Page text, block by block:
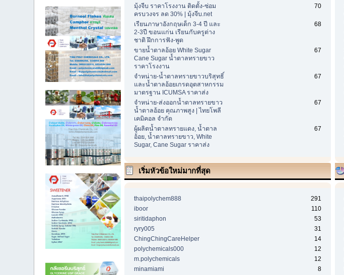
มุ้งจีบ ราคาโรงงาน ติดตั้ง-ซ่อม
ครบวงจร ลด 30% | มุ้งจีบ.net
70
เรียนภาษาอังกฤษเด็ก 3-4 ปี และ
2-3ปี ขอนแก่น เรียนกับครูต่าง
ชาติ ฝึกการฟัง-พูด
68
ขายน้ำตาลอ้อย White Sugar
Cane Sugar น้ำตาลทรายขาว
ราคาโรงงาน
67
จำหน่าย-น้ำตาลทรายขาวบริสุทธิ์
และน้ำตาลอ้อยเกรดอุตสาหกรรม
มาตรฐาน ICUMSA ราคาส่ง
67
จำหน่าย-ส่งออกน้ำตาลทรายขาว
น้ำตาลอ้อย คุณภาพสูง | ไทยโพลี
เคมิคอล จำกัด
67
ผู้ผลิตน้ำตาลทรายแดง, น้ำตาล
อ้อย, น้ำตาลทรายขาว, White
Sugar, Cane Sugar ราคาส่ง
67
เริ่มหัวข้อใหม่มากที่สุด
thaipolychem888
291
iboor
110
siritidaphon
53
ryry005
31
ChingChingCareHelper
14
polychemicals000
12
m.polychemicals
12
minamiami
8